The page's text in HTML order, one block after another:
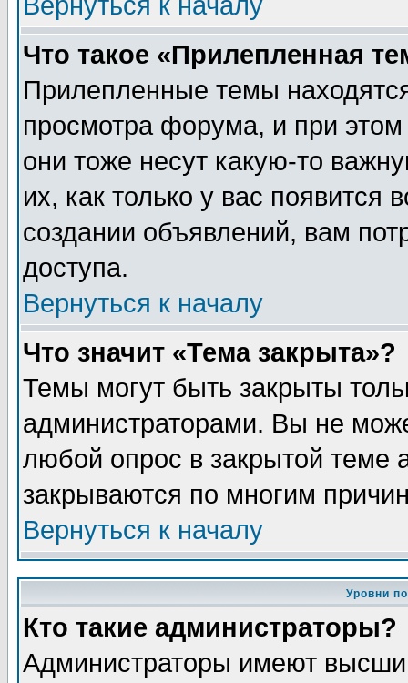
Что такое «Прилепленная
Прилепленные темы
просмотра форума, и при
они тоже несут какую-то
их, как только у вас появится
создании объявлений, вам
доступа.
Вернуться к началу
Что значит «Тема закрыта»?
Темы могут быть закрыты
администраторами. Вы не
любой опрос в закрытой теме
закрываются по многим
Вернуться к началу
Уровни
Кто такие администраторы?
Администраторы имеют